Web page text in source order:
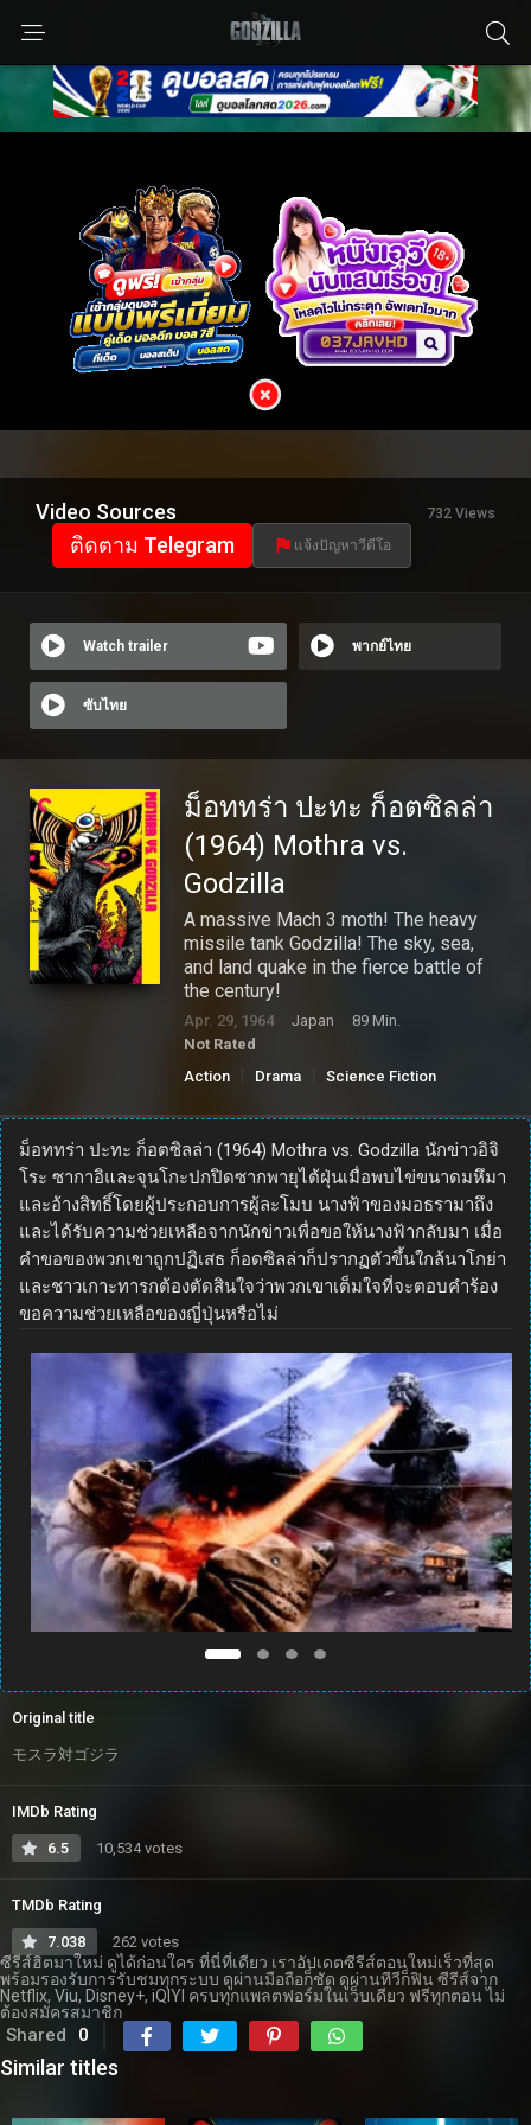
Video Sources 732 Views
ติดตาม Telegram แจ้งปัญหาวีดีโอ
Watch trailer พากย์ไทย
ซับไทย
ม็อททร่า ปะทะ ก็อตซิลล่า
(1964) Mothra vs.
Godzilla
A massive Mach 3 moth! The heavy
missile tank Godzilla! The sky, sea,
and land quake in the fierce battle of
the century!
Apr. 29, 1964 Japan
89 Min.
Not Rated
Action
Drama Science Fiction
ม็อททร่า ปะทะ ก็อตซิลล่า (1964) Mothra vs. Godzilla นักข่าวอิจิ
โระ ซากาอิและจุนโกะปกปิดซากพายุไต้ฝุ่นเมื่อพบไข่ขนาดมหึมา
และอ้างสิทธิ์โดยผู้ประกอบการผู้ละโมบ นางฟ้าของมอธรามาถึง
และได้รับความช่วยเหลือจากนักข่าวเพื่อขอให้นางฟ้ากลับมา เมื่อ
คำขอของพวกเขาถูกปฏิเสธ ก็อดซิลล่าก็ปรากฏตัวขึ้นใกล้นาโกย่า
และชาวเกาะทารกต้องตัดสินใจว่าพวกเขาเต็มใจที่จะตอบคำร้อง
ขอความช่วยเหลือของญี่ปุ่นหรือไม่
Original title
モスラ対ゴジラ
IMDb Rating
6.5 10,534 votes
TMDb Rating
7.038 262 votes
ซีรีส์ฮิตมาใหม่ ดูได้ก่อนใคร ที่นี่ที่เดียว เราอัปเดตซีรีส์ตอนใหม่เร็วที่สุด
พร้อมรองรับการรับชมทุกระบบ ดูผ่านมือถือก็ชัด ดูผ่านทีวีก็ฟิน ซีรีส์จาก
Netflix, Viu, Disney+, iQIYI ครบทุกแพลตฟอร์มในเว็บเดียว ฟรีทุกตอน ไม่
ต้องสมัครสมาชิก
Shared 0
Similar titles